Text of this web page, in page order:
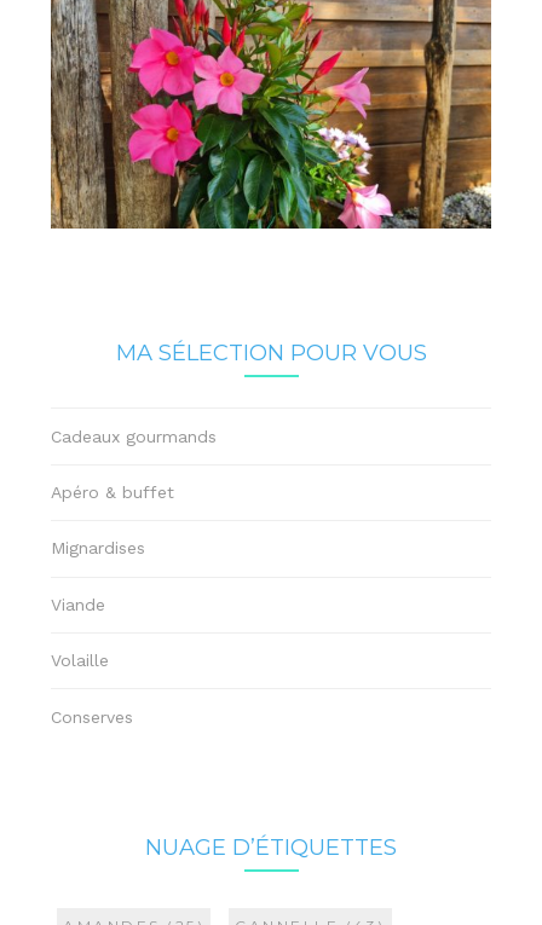
MA SÉLECTION POUR VOUS
Cadeaux gourmands
Apéro & buffet
Mignardises
Viande
Volaille
Conserves
NUAGE D’ÉTIQUETTES